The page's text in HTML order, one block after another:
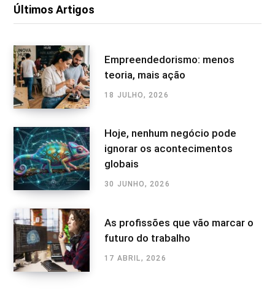
Últimos Artigos
Empreendedorismo: menos
teoria, mais ação
18 JULHO, 2026
Hoje, nenhum negócio pode
ignorar os acontecimentos
globais
30 JUNHO, 2026
As profissões que vão marcar o
futuro do trabalho
17 ABRIL, 2026